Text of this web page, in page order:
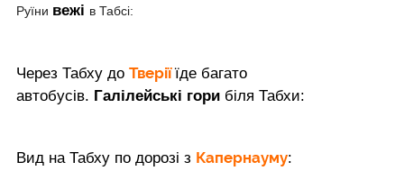
Руїни вежі в Табсі:
Через Табху до Тверіїїде багато
автобусів. Галілейські гори біля Табхи:
Вид на Табху по дорозі з Капернауму: